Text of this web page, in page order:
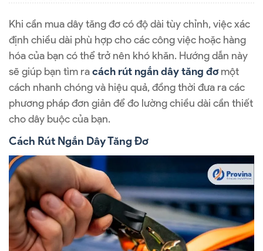
Khi cần mua dây tăng đơ có độ dài tùy chỉnh, việc xác
định chiều dài phù hợp cho các công việc hoặc hàng
hóa của bạn có thể trở nên khó khăn. Hướng dẫn này
sẽ giúp bạn tìm racách rút ngắn dây tăng đơmột
cách nhanh chóng và hiệu quả, đồng thời đưa ra các
phương pháp đơn giản để đo lường chiều dài cần thiết
cho dây buộc của bạn.
Cách Rút Ngắn Dây Tăng Đơ